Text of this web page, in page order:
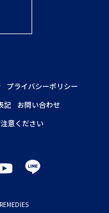
プライバシーポリシー
記
お問い合わせ
意ください